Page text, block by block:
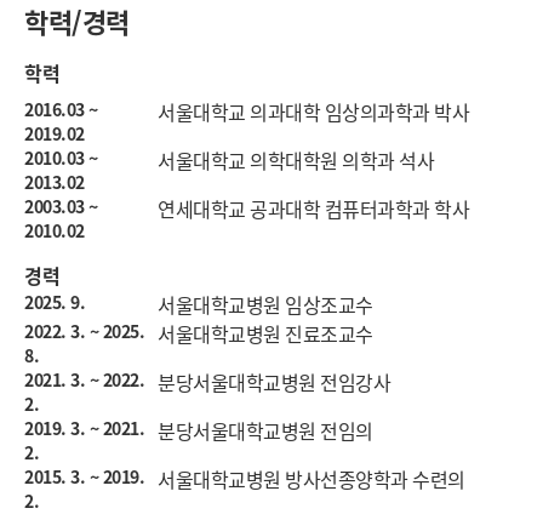
학력/경력
학력
2016.03 ~
2019.02
서울대학교 의과대학 임상의과학과 박사
2010.03 ~
2013.02
서울대학교 의학대학원 의학과 석사
2003.03 ~
2010.02
연세대학교 공과대학 컴퓨터과학과 학사
경력
2025. 9. 서울대학교병원 임상조교수
2022. 3. ~ 2025.
8.
서울대학교병원 진료조교수
2021. 3. ~ 2022.
2.
분당서울대학교병원 전임강사
2019. 3. ~ 2021.
2.
분당서울대학교병원 전임의
2015. 3. ~ 2019.
2.
서울대학교병원 방사선종양학과 수련의